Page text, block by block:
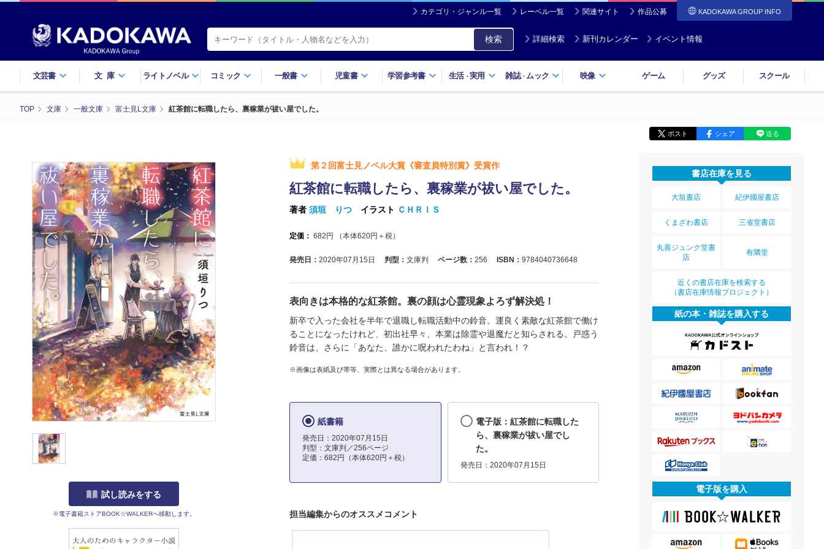
カテゴリ・ジャンル一覧 レーベル一覧 関連サイト 作品公募 KADOKAWA GROUP INFO
検索 詳細検索 新刊カレンダー イベント情報
文芸書 文庫 ライトノベル コミック 一般書 児童書 学習参考書 生活・実用 雑誌・ ムック 映像 ゲーム グッズ スクール
TOP 文庫 一般文庫 富士見L文庫 紅茶館に転職したら、裏稼業が祓い屋でした。
ポスト シェア 送る
試し読みをする
※電子書籍ストアBOOK☆WALKERへ移動します。
第２回富士見ノベル大賞《審査員特別賞》受賞作
紅茶館に転職したら、裏稼業が祓い屋でした。
著者 須垣 りつ イラスト ＣＨＲＩＳ
定価： 682 円 （本体620円＋税）
発売日： 2020年07月15日 判型： 文庫判 ページ数： 256 ISBN： 9784040736648
表向きは本格的な紅茶館。裏の顔は心霊現象よろず解決処！
新卒で入った会社を半年で退職し転職活動中の鈴音。運良く素敵な紅茶館で働け
ることになったけれど、初出社早々、本業は除霊や退魔だと知らされる。戸惑う
鈴音は、さらに「あなた、誰かに呪われたわね」と言われ！？
※画像は表紙及び帯等、実際とは異なる場合があります。
紙書籍
発売日：2020年07月15日
判型：文庫判／256ページ
定価：682円（本体620円＋税）
電子版：紅茶館に転職した
ら、裏稼業が祓い屋でし
た。
発売日：2020年07月15日
担当編集からのオススメコメント
書店在庫を見る
大垣書店 紀伊國屋書店
くまざわ書店 三省堂書店
丸善ジュンク堂書
店
有隣堂
近くの書店在庫を検索する
（書店在庫情報プロジェクト）
紙の本・雑誌を購入する
電子版を購入